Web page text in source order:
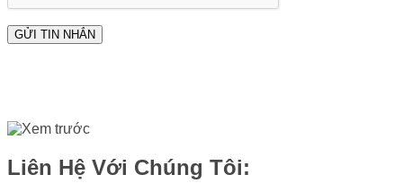
Liên Hệ Với Chúng Tôi: